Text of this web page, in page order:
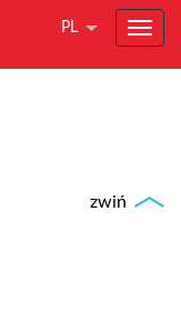
PL
zwiń